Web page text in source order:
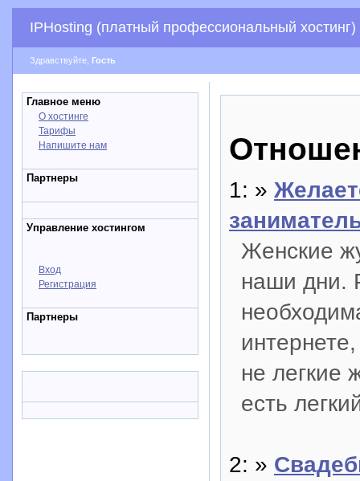
IPHosting (платный профессиональный хостинг)
Здравствуйте, Гость
Главное меню
О хостинге
Тарифы
Напишите нам
Партнеры
Управление хостингом
Вход
Регистрация
Партнеры
1: »
Женские
наши дни.
не легкие
есть
2: »